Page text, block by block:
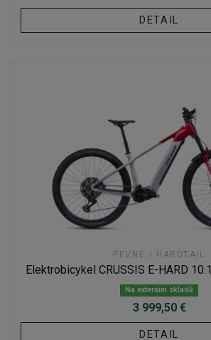
DETAIL
PEVNÉ / HARDTAIL
Elektrobicykel CRUSSIS E-HARD
Na externím skladě
3 999,50 €
DETAIL